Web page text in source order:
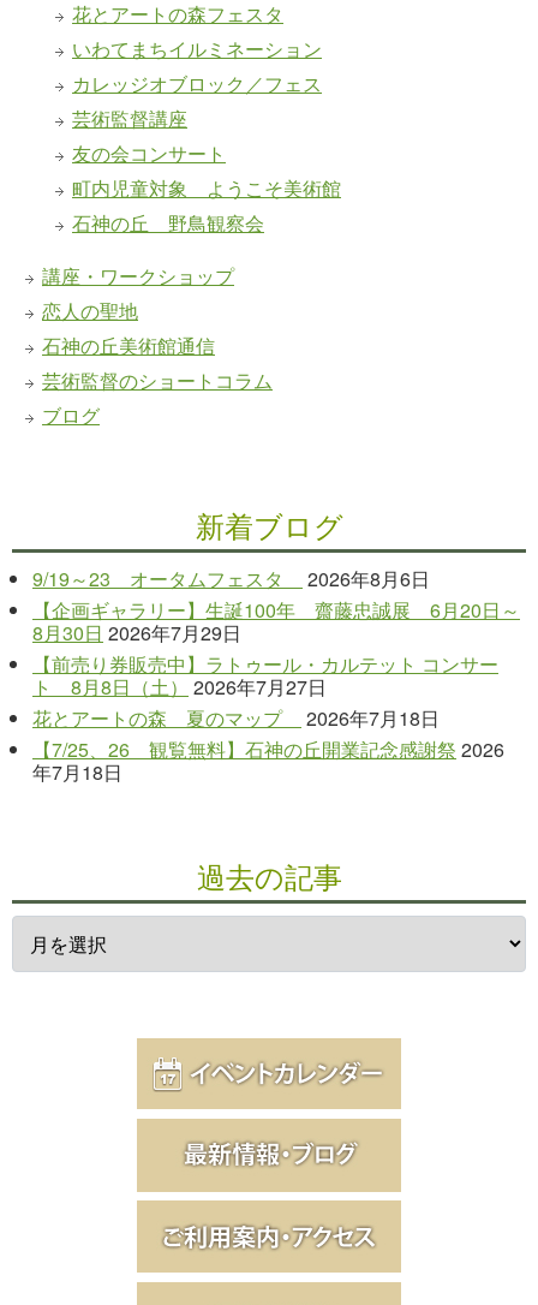
花とアートの森フェスタ
いわてまちイルミネーション
カレッジオブロック／フェス
芸術監督講座
友の会コンサート
町内児童対象 ようこそ美術館
石神の丘 野鳥観察会
講座・ワークショップ
恋人の聖地
石神の丘美術館通信
芸術監督のショートコラム
ブログ
新着ブログ
9/19～23 オータムフェスタ
2026年8月6日
【企画ギャラリー】生誕100年 齋藤忠誠展 6月20日～
8月30日 2026年7月29日
【前売り券販売中】ラトゥール・カルテット コンサー
ト 8月8日（土）
2026年7月27日
花とアートの森 夏のマップ
2026年7月18日
【7/25、26 観覧無料】石神の丘開業記念感謝祭 2026
年7月18日
過去の記事